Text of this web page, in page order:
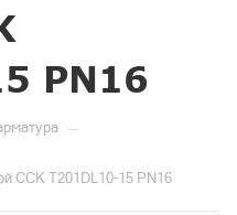
PN16
—
CCK T201DL10-15 PN16